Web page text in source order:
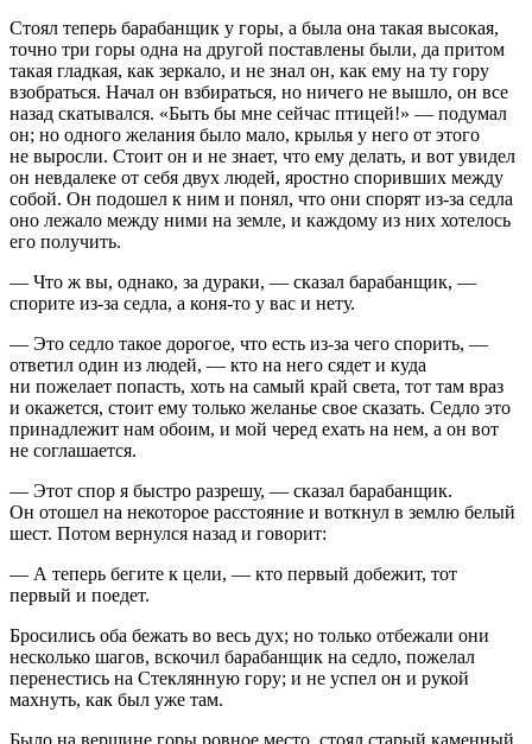
Стоял теперь барабанщик у горы, а была она такая высокая,
точно три горы одна на другой поставлены были, да притом
такая гладкая, как зеркало, и не знал он, как ему на ту гору
взобраться. Начал он взбираться, но ничего не вышло, он все
назад скатывался. «Быть бы мне сейчас птицей!» — подумал
он; но одного желания было мало, крылья у него от этого
не выросли. Стоит он и не знает, что ему делать, и вот увидел
он невдалеке от себя двух людей, яростно споривших между
собой. Он подошел к ним и понял, что они спорят из-за седла
оно лежало между ними на земле, и каждому из них хотелось
его получить.
— Что ж вы, однако, за дураки, — сказал барабанщик, —
спорите из-за седла, а коня-то у вас и нету.
— Это седло такое дорогое, что есть из-за чего спорить, —
ответил один из людей, — кто на него сядет и куда
ни пожелает попасть, хоть на самый край света, тот там враз
и окажется, стоит ему только желанье свое сказать. Седло это
принадлежит нам обоим, и мой черед ехать на нем, а он вот
не соглашается.
— Этот спор я быстро разрешу, — сказал барабанщик.
Он отошел на некоторое расстояние и воткнул в землю белый
шест. Потом вернулся назад и говорит:
— А теперь бегите к цели, — кто первый добежит, тот
первый и поедет.
Бросились оба бежать во весь дух; но только отбежали они
несколько шагов, вскочил барабанщик на седло, пожелал
перенестись на Стеклянную гору; и не успел он и рукой
махнуть, как был уже там.